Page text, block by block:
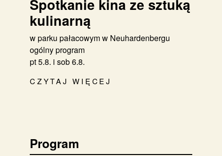
Spotkanie kina ze sztuką
kulinarną
w parku pałacowym w Neuhardenbergu
ogólny program
pt 5.8. i sob 6.8.
CZYTAJ WIĘCEJ
Program